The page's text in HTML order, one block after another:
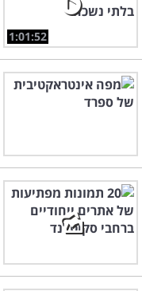
1:01:52